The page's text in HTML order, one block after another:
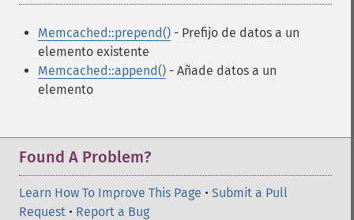
Memcached::prepend() - Prefijo de datos a un
elemento existente
Memcached::append() - Añade datos a un
elemento
Found A Problem?
Learn How To Improve This Page • Submit a Pull
Request • Report a Bug